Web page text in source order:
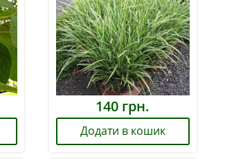
140 грн.
Додати в кошик